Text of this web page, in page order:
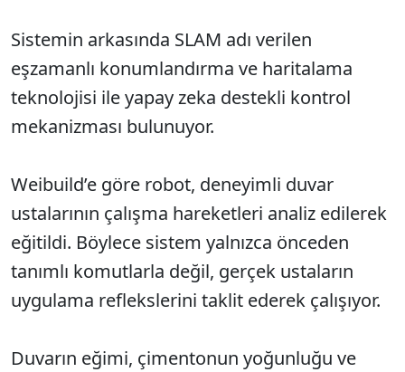
Sistemin arkasında SLAM adı verilen
eşzamanlı konumlandırma ve haritalama
teknolojisi ile yapay zeka destekli kontrol
mekanizması bulunuyor.
Weibuild’e göre robot, deneyimli duvar
ustalarının çalışma hareketleri analiz edilerek
eğitildi. Böylece sistem yalnızca önceden
tanımlı komutlarla değil, gerçek ustaların
uygulama reflekslerini taklit ederek çalışıyor.
Duvarın eğimi, çimentonun yoğunluğu ve